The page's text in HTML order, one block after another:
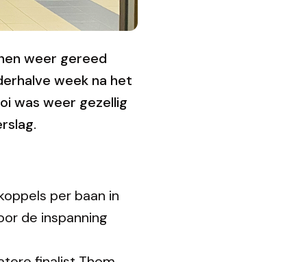
weer gereed
week na het
was weer gezellig
per baan in
de inspanning